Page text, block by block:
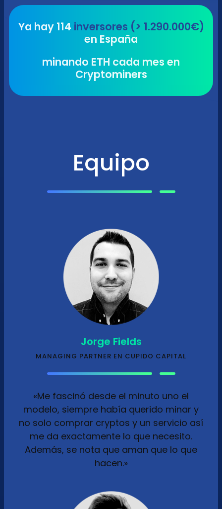
Ya hay 114 inversores (> 1.290.000€)
en España
minando ETH cada mes en
Cryptominers
Equipo
Jorge Fields
MANAGING PARTNER EN CUPIDO CAPITAL
«Me fascinó desde el minuto uno el
modelo, siempre había querido minar y
no solo comprar cryptos y un servicio así
me da exactamente lo que necesito.
Además, se nota que aman que lo que
hacen.»